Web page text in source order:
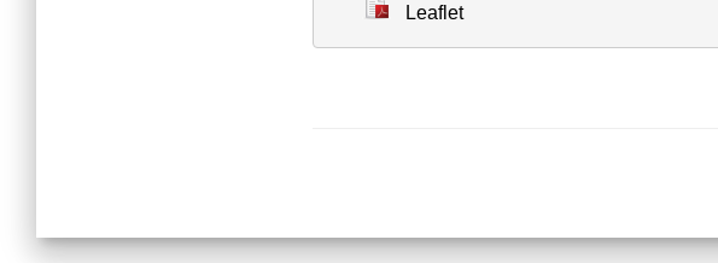
Leaflet